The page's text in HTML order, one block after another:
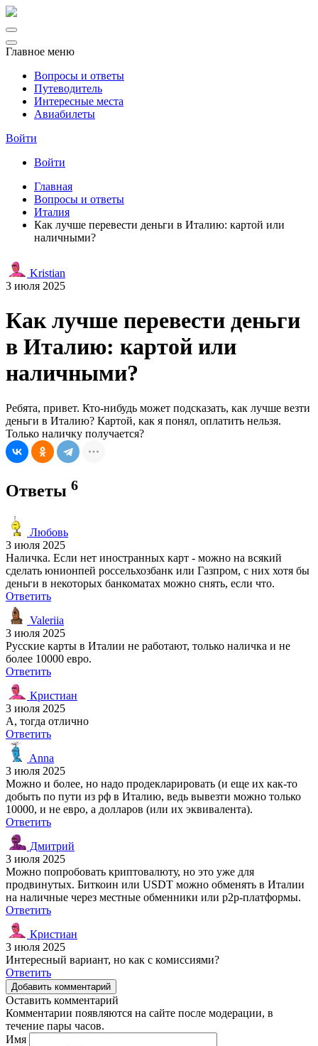
Главное меню
Вопросы и ответы
Путеводитель
Интересные места
Авиабилеты
Войти
Войти
Главная
Вопросы и ответы
Италия
Как лучше перевести деньги в Италию: картой или
наличными?
Kristian
3 июля 2025
Как лучше перевести деньги
в Италию: картой или
наличными?
Ребята, привет. Кто-нибудь может подсказать, как лучше везти
деньги в Италию? Картой, как я понял, оплатить нельзя.
Только наличку получается?
Ответы 6
Любовь
3 июля 2025
Наличка. Если нет иностранных карт - можно на всякий
сделать юнионпей россельхозбанк или Газпром, с них хотя бы
деньги в некоторых банкоматах можно снять, если что.
Ответить
Valeriia
3 июля 2025
Русские карты в Италии не работают, только наличка и не
более 10000 евро.
Ответить
Кристиан
3 июля 2025
А, тогда отлично
Ответить
Anna
3 июля 2025
Можно и более, но надо продекларировать (и еще их как-то
добыть по пути из рф в Италию, ведь вывезти можно только
10000, и не евро, а долларов (или их эквивалента).
Ответить
Дмитрий
3 июля 2025
Можно попробовать криптовалюту, но это уже для
продвинутых. Биткоин или USDT можно обменять в Италии
на наличные через местные обменники или p2p-платформы.
Ответить
Кристиан
3 июля 2025
Интересный вариант, но как с комиссиями?
Ответить
Добавить комментарий
Оставить комментарий
Комментарии появляются на сайте после модерации, в
течение пары часов.
Имя